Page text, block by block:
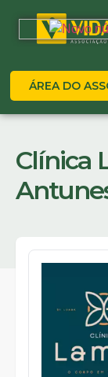
ÁREA DO
Clínica